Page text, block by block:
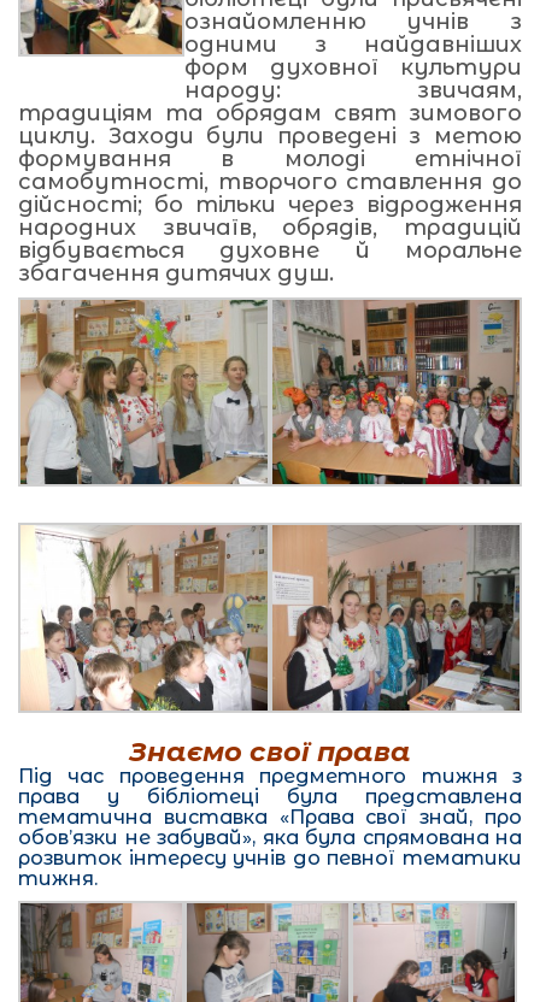
ознайомленню учнів з
одними з найдавніших
форм духовної культури
народу: звичаям,
традиціям та обрядам свят зимового
циклу. Заходи були проведені з метою
формування в молоді етнічної
самобутності, творчого ставлення до
дійсності; бо тільки через відродження
народних звичаїв, обрядів, традицій
відбувається духовне й моральне
збагачення дитячих душ.
Знаємо свої права
Під час проведення предметного тижня з
права у бібліотеці була представлена
тематична виставка «Права свої знай, про
обов’язки не забувай», яка була спрямована на
розвиток інтересу учнів до певної тематики
тижня.